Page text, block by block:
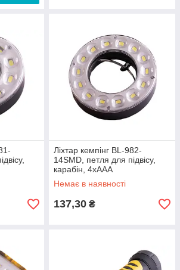
Ліхтар кемпінг BL-982-
14SMD, петля для підвісу,
карабін, 4xAAA
Немає в наявності
137,30 ₴